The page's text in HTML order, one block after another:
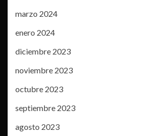
marzo 2024
enero 2024
diciembre 2023
noviembre 2023
octubre 2023
septiembre 2023
agosto 2023